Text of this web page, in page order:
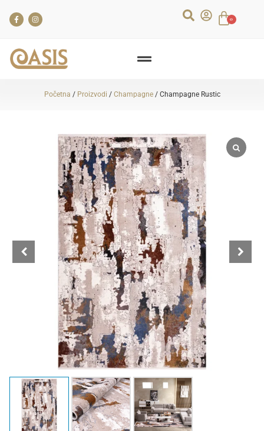
0
Početna / Proizvodi / Champagne/ Champagne Rustic